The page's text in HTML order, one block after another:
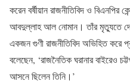
করেন বর্ষীয়ান রাজনীতিবিদ ও বিএনপির
আবদুল্লাহ আল নোমান। তাঁর মৃত্যুতে
একজন গুণী রাজনীতিবিদ অভিহিত করে
বলেছেন, ‘রাজনৈতিক ঘরানার বাইরেও
আসনে ছিলেন তিনি।’